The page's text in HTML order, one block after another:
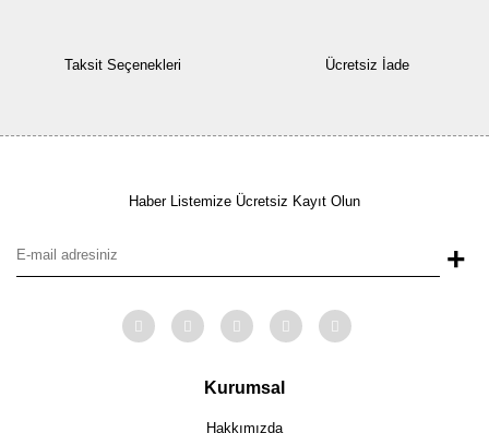
Taksit Seçenekleri Ücretsiz İade
Haber Listemize Ücretsiz Kayıt Olun
+
Kurumsal
Hakkımızda